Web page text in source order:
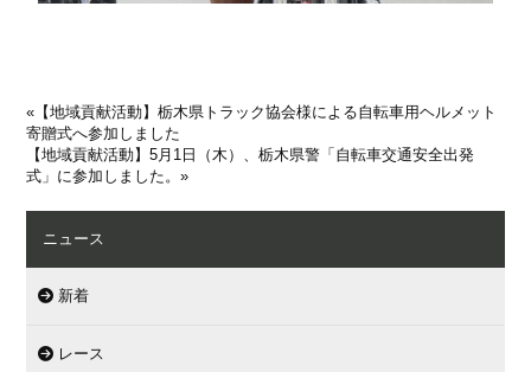
« 【地域貢献活動】栃木県トラック協会様による自転車用ヘルメット
寄贈式へ参加しました
【地域貢献活動】5月1日（木）、栃木県警「自転車交通安全出発
式」に参加しました。»
ニュース
新着
レース